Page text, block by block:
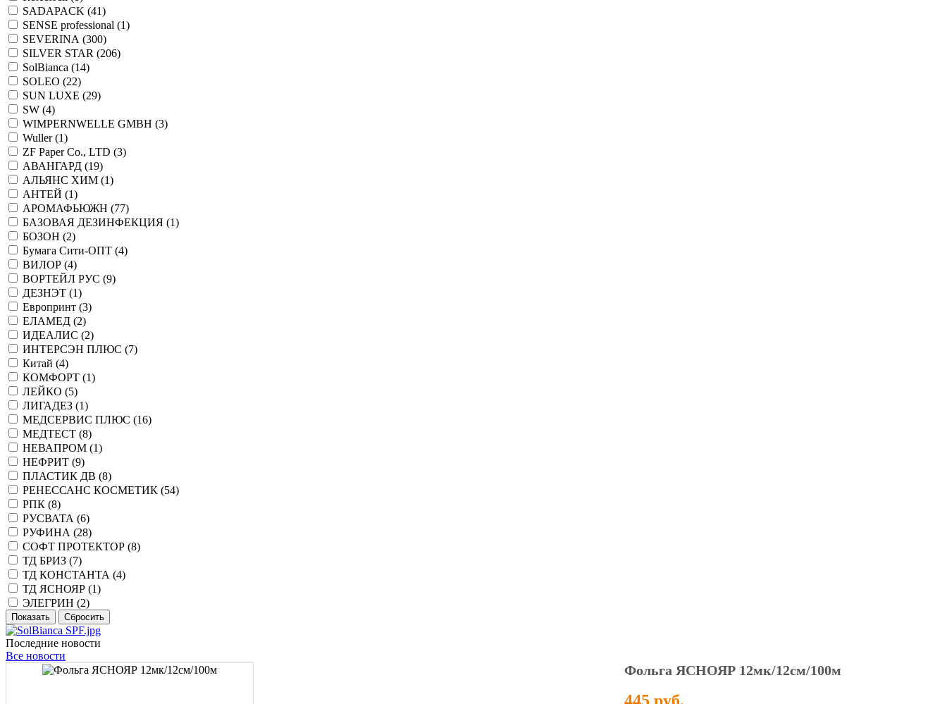
SADAPACK (41)
SENSE professional (1)
SEVERINA (300)
SILVER STAR (206)
SolBianca (14)
SOLEO (22)
SUN LUXE (29)
SW (4)
WIMPERNWELLE GMBH (3)
Wuller (1)
ZF Paper Co., LTD (3)
АВАНГАРД (19)
АЛЬЯНС ХИМ (1)
АНТЕЙ (1)
АРОМАФЬЮЖН (77)
БАЗОВАЯ ДЕЗИНФЕКЦИЯ (1)
БОЗОН (2)
Бумага Сити-ОПТ (4)
ВИЛОР (4)
ВОРТЕЙЛ РУС (9)
ДЕЗНЭТ (1)
Европринт (3)
ЕЛАМЕД (2)
ИДЕАЛИС (2)
ИНТЕРСЭН ПЛЮС (7)
Китай (4)
КОМФОРТ (1)
ЛЕЙКО (5)
ЛИГАДЕЗ (1)
МЕДСЕРВИС ПЛЮС (16)
МЕДТЕСТ (8)
НЕВАПРОМ (1)
НЕФРИТ (9)
ПЛАСТИК ДВ (8)
РЕНЕССАНС КОСМЕТИК (54)
РПК (8)
РУСВАТА (6)
РУФИНА (28)
СОФТ ПРОТЕКТОР (8)
ТД БРИЗ (7)
ТД КОНСТАНТА (4)
ТД ЯСНОЯР (1)
ЭЛЕГРИН (2)
Последние новости
Все новости
Фольга ЯСНОЯР 12мк/12см/100м